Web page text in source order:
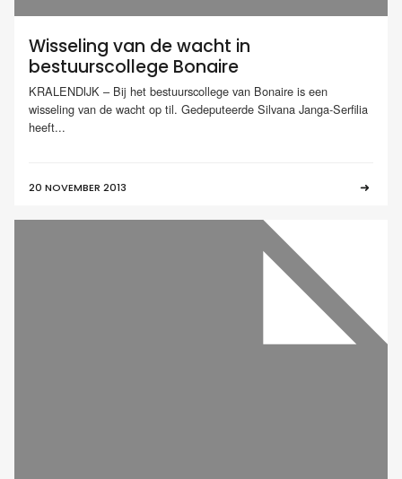
Wisseling van de wacht in
bestuurscollege Bonaire
KRALENDIJK – Bij het bestuurscollege van Bonaire is een
wisseling van de wacht op til. Gedeputeerde Silvana Janga-Serfilia
heeft...
20 NOVEMBER 2013